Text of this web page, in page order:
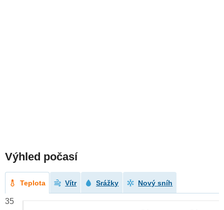
Výhled počasí
Teplota Vítr Srážky Nový sníh
35